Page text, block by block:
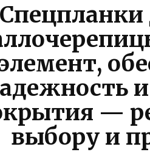
Спецпланки
—
выбору и